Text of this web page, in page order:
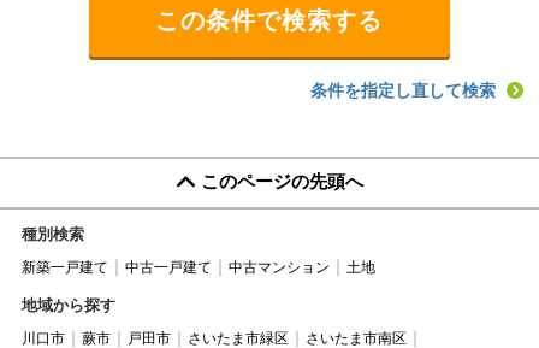
条件を指定し直して検索
このページの先頭へ
種別検索
新築一戸建て 中古一戸建て 中古マンション 土地
地域から探す
川口市 蕨市 戸田市 さいたま市緑区
さいたま市南区